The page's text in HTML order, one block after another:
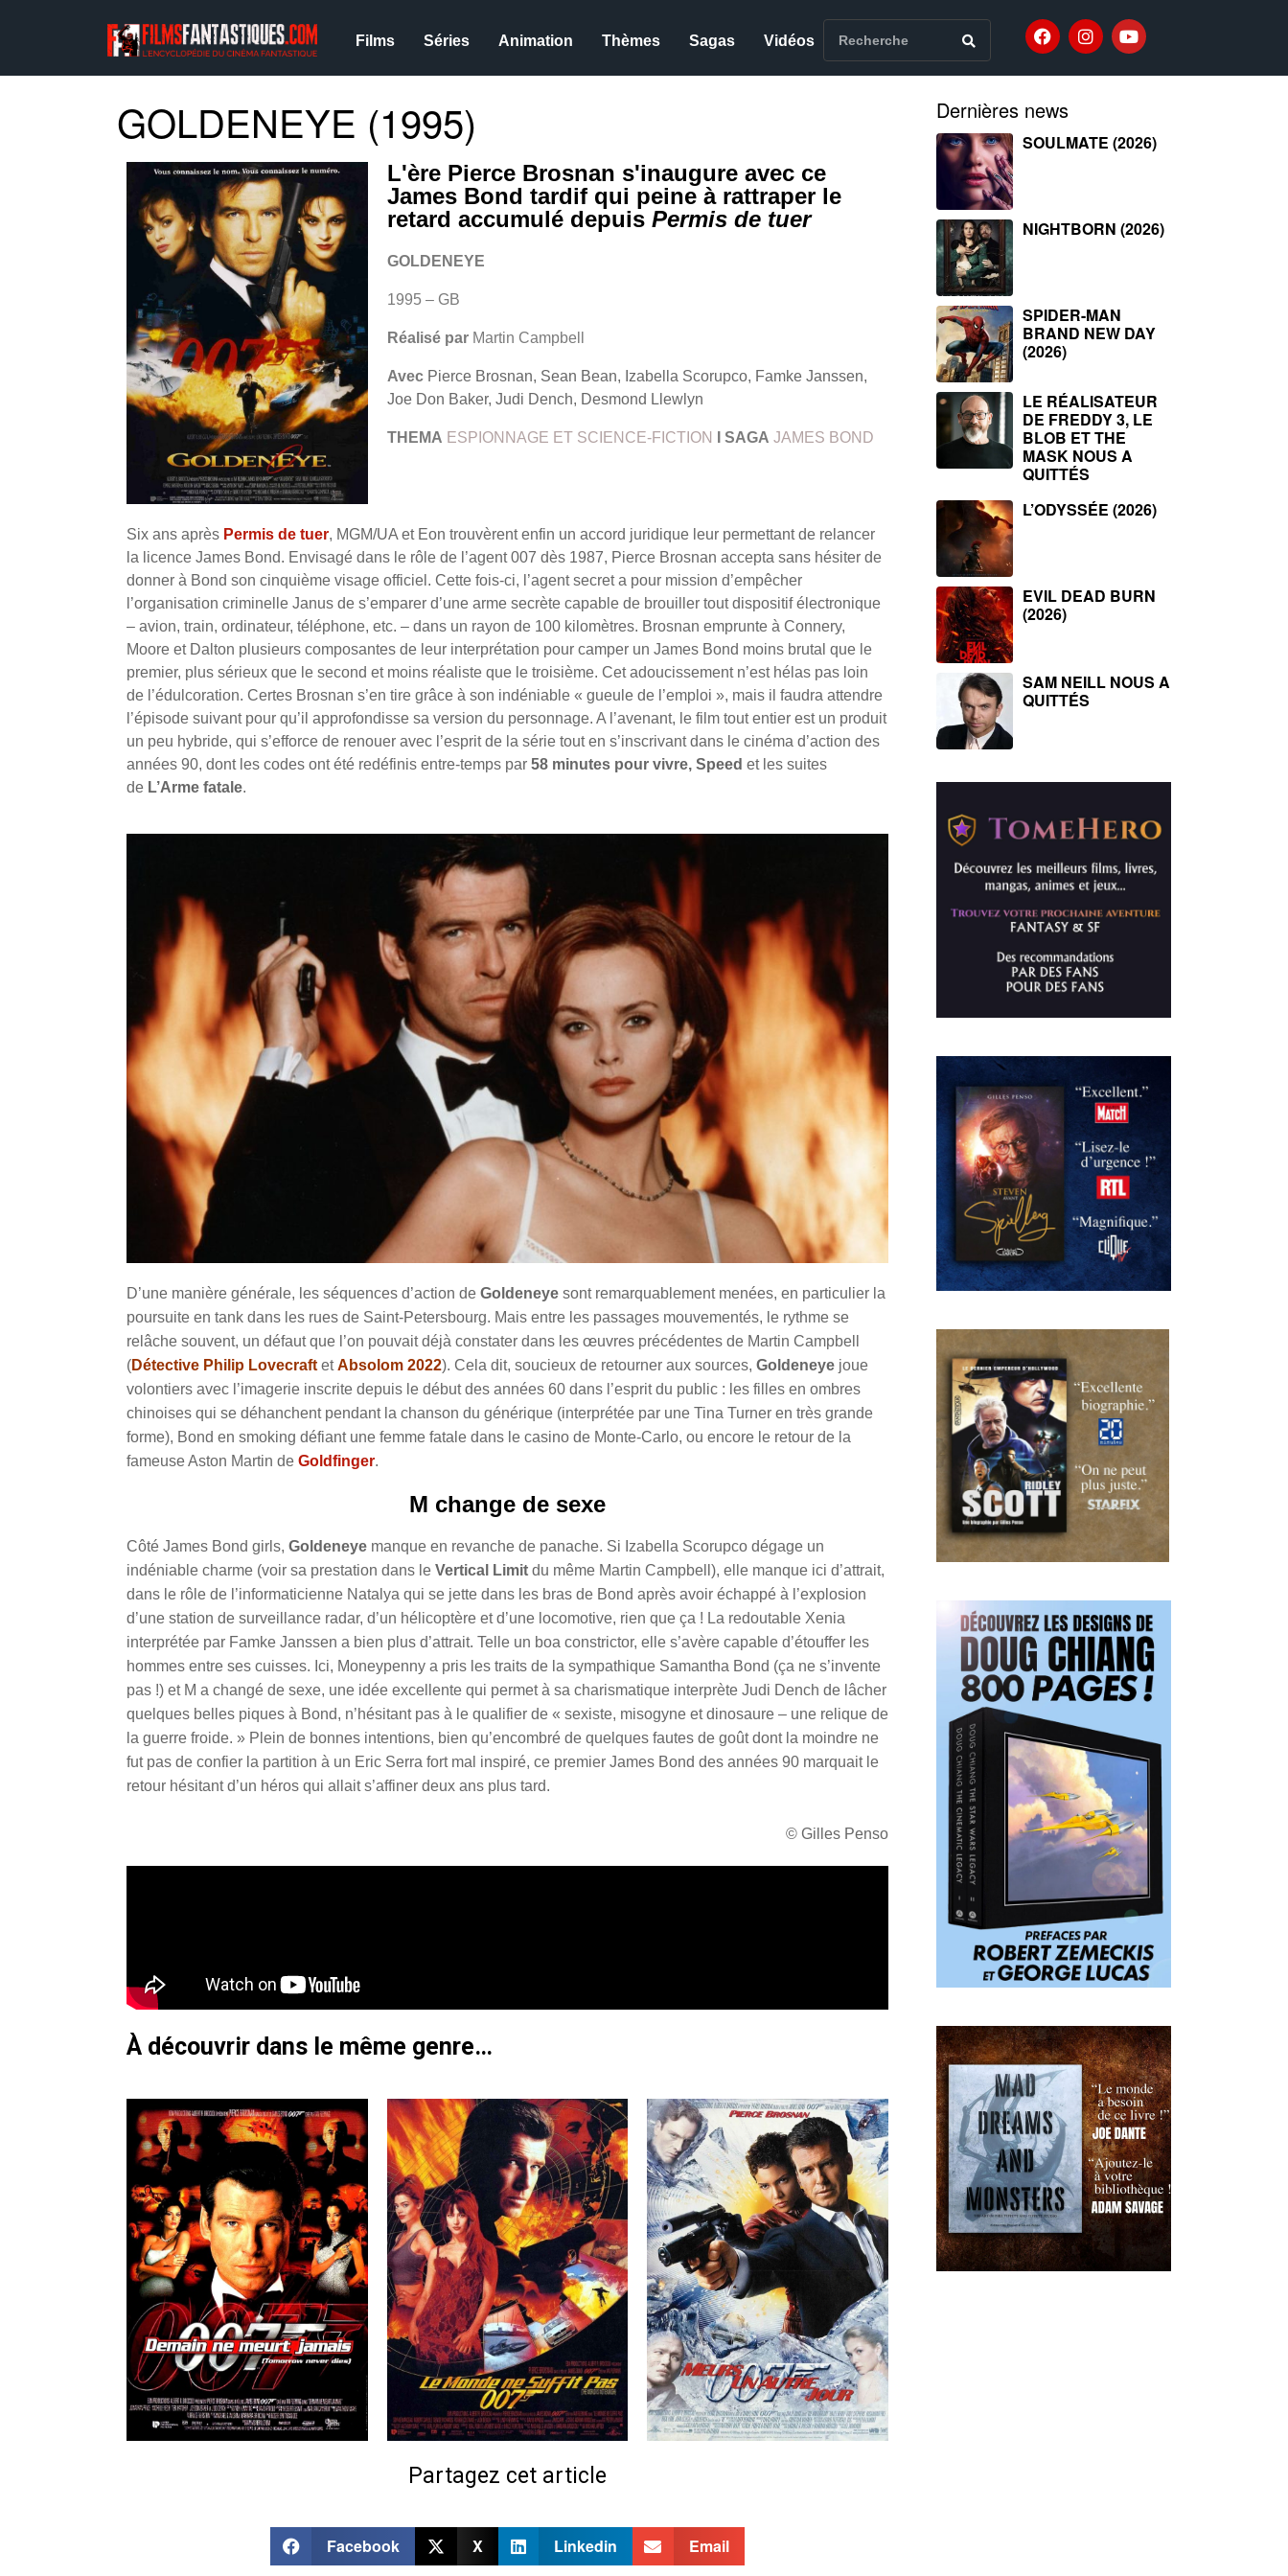
Films Séries Animation Thèmes Sagas Vidéos
GOLDENEYE (1995)
L'ère Pierce Brosnan s'inaugure avec ce
James Bond tardif qui peine à rattraper le
retard accumulé depuis Permis de tuer
GOLDENEYE
1995 – GB
Réalisé par Martin Campbell
Avec Pierce Brosnan, Sean Bean, Izabella Scorupco, Famke Janssen,
Joe Don Baker, Judi Dench, Desmond Llewlyn
THEMA ESPIONNAGE ET SCIENCE-FICTION SAGA JAMES BOND
Six ans après Permis de tuer, MGM/UA et Eon trouvèrent enfin un accord juridique leur permettant de relancer
la licence James Bond. Envisagé dans le rôle de l’agent 007 dès 1987, Pierce Brosnan accepta sans hésiter de
donner à Bond son cinquième visage officiel. Cette fois-ci, l’agent secret a pour mission d’empêcher
l’organisation criminelle Janus de s’emparer d’une arme secrète capable de brouiller tout dispositif électronique
– avion, train, ordinateur, téléphone, etc. – dans un rayon de 100 kilomètres. Brosnan emprunte à Connery,
Moore et Dalton plusieurs composantes de leur interprétation pour camper un James Bond moins brutal que le
premier, plus sérieux que le second et moins réaliste que le troisième. Cet adoucissement n’est hélas pas loin
de l’édulcoration. Certes Brosnan s’en tire grâce à son indéniable « gueule de l’emploi », mais il faudra attendre
l’épisode suivant pour qu’il approfondisse sa version du personnage. A l’avenant, le film tout entier est un produit
un peu hybride, qui s’efforce de renouer avec l’esprit de la série tout en s’inscrivant dans le cinéma d’action des
années 90, dont les codes ont été redéfinis entre-temps par 58 minutes pour vivre, Speed et les suites
de L’Arme fatale.
D’une manière générale, les séquences d’action de Goldeneye sont remarquablement menées, en particulier la
poursuite en tank dans les rues de Saint-Petersbourg. Mais entre les passages mouvementés, le rythme se
relâche souvent, un défaut que l’on pouvait déjà constater dans les œuvres précédentes de Martin Campbell
(Détective Philip Lovecraft etAbsolom 2022). Cela dit, soucieux de retourner aux sources, Goldeneye joue
volontiers avec l’imagerie inscrite depuis le début des années 60 dans l’esprit du public : les filles en ombres
chinoises qui se déhanchent pendant la chanson du générique (interprétée par une Tina Turner en très grande
forme), Bond en smoking défiant une femme fatale dans le casino de Monte-Carlo, ou encore le retour de la
fameuse Aston Martin de Goldfinger.
M change de sexe
Côté James Bond girls, Goldeneye manque en revanche de panache. Si Izabella Scorupco dégage un
indéniable charme (voir sa prestation dans le Vertical Limit du même Martin Campbell), elle manque ici d’attrait,
dans le rôle de l’informaticienne Natalya qui se jette dans les bras de Bond après avoir échappé à l’explosion
d’une station de surveillance radar, d’un hélicoptère et d’une locomotive, rien que ça ! La redoutable Xenia
interprétée par Famke Janssen a bien plus d’attrait. Telle un boa constrictor, elle s’avère capable d’étouffer les
hommes entre ses cuisses. Ici, Moneypenny a pris les traits de la sympathique Samantha Bond (ça ne s’invente
pas !) et M a changé de sexe, une idée excellente qui permet à sa charismatique interprète Judi Dench de lâcher
quelques belles piques à Bond, n’hésitant pas à le qualifier de « sexiste, misogyne et dinosaure – une relique de
la guerre froide. » Plein de bonnes intentions, bien qu’encombré de quelques fautes de goût dont la moindre ne
fut pas de confier la partition à un Eric Serra fort mal inspiré, ce premier James Bond des années 90 marquait le
retour hésitant d’un héros qui allait s’affiner deux ans plus tard.
© Gilles Penso
À découvrir dans le même genre…
Partagez cet article
Facebook X Linkedin Email
Dernières news
SOULMATE (2026)
NIGHTBORN (2026)
SPIDER-MAN
BRAND NEW DAY
(2026)
LE RÉALISATEUR
DE FREDDY 3, LE
BLOB ET THE
MASK NOUS A
QUITTÉS
L’ODYSSÉE (2026)
EVIL DEAD BURN
(2026)
SAM NEILL NOUS A
QUITTÉS